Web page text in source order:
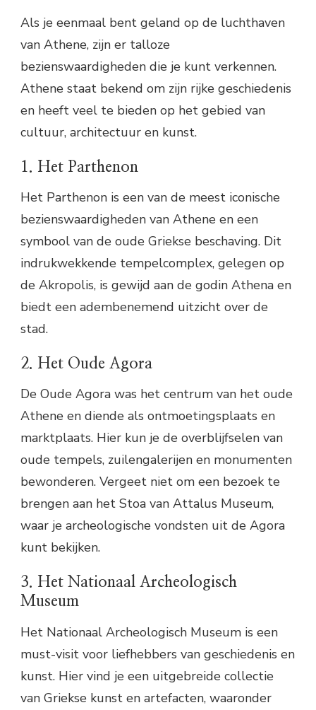
Als je eenmaal bent geland op de luchthaven
van Athene, zijn er talloze
bezienswaardigheden die je kunt verkennen.
Athene staat bekend om zijn rijke geschiedenis
en heeft veel te bieden op het gebied van
cultuur, architectuur en kunst.
1. Het Parthenon
Het Parthenon is een van de meest iconische
bezienswaardigheden van Athene en een
symbool van de oude Griekse beschaving. Dit
indrukwekkende tempelcomplex, gelegen op
de Akropolis, is gewijd aan de godin Athena en
biedt een adembenemend uitzicht over de
stad.
2. Het Oude Agora
De Oude Agora was het centrum van het oude
Athene en diende als ontmoetingsplaats en
marktplaats. Hier kun je de overblijfselen van
oude tempels, zuilengalerijen en monumenten
bewonderen. Vergeet niet om een bezoek te
brengen aan het Stoa van Attalus Museum,
waar je archeologische vondsten uit de Agora
kunt bekijken.
3. Het Nationaal Archeologisch
Museum
Het Nationaal Archeologisch Museum is een
must-visit voor liefhebbers van geschiedenis en
kunst. Hier vind je een uitgebreide collectie
van Griekse kunst en artefacten, waaronder